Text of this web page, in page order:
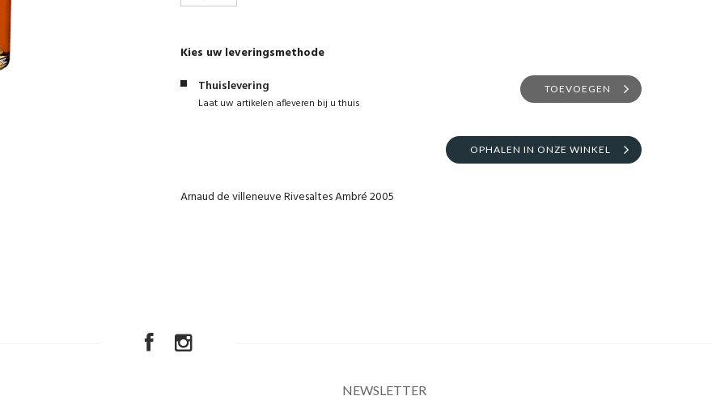
Kies uw leveringsmethode
Thuislevering
Laat uw artikelen afleveren bij u thuis
TOEVOEGEN
OPHALEN IN ONZE WINKEL
Arnaud de villeneuve Rivesaltes Ambré 2005
NEWSLETTER